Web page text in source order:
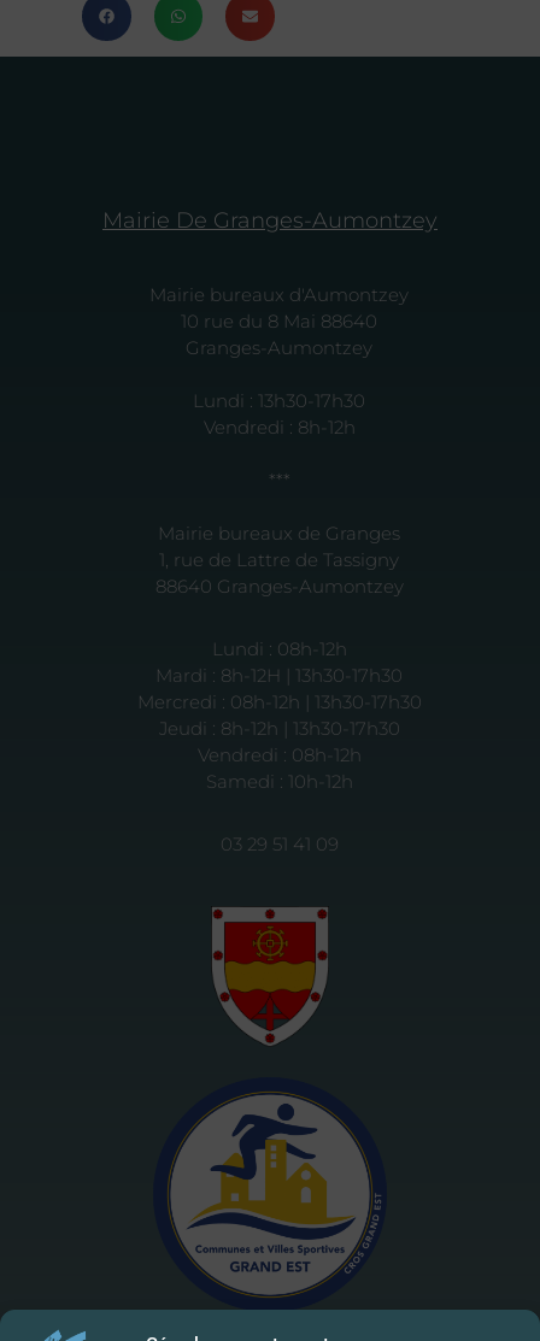
Mairie De Granges-Aumontzey
Mairie bureaux d'Aumontzey
10 rue du 8 Mai 88640
Granges-Aumontzey
Lundi : 13h30-17h30
Vendredi : 8h-12h
***
Mairie bureaux de Granges
1, rue de Lattre de Tassigny
88640 Granges-Aumontzey
Lundi : 08h-12h
Mardi : 8h-12H | 13h30-17h30
Mercredi : 08h-12h | 13h30-17h30
Jeudi : 8h-12h | 13h30-17h30
Vendredi : 08h-12h
Samedi : 10h-12h
03 29 51 41 09